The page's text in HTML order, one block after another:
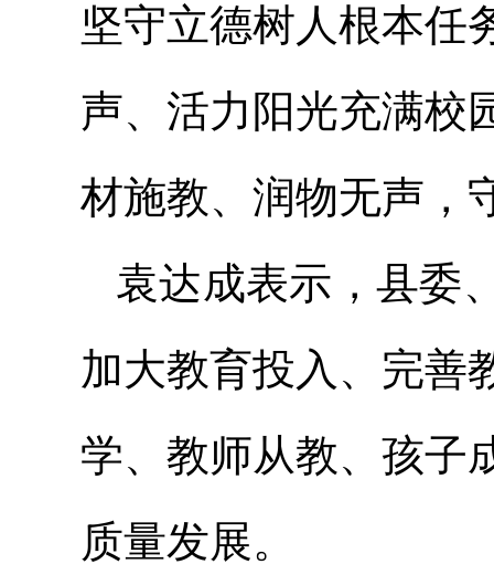
坚守立德树人根本任
声、活力阳光充满校
材施教、润物无声，
袁达成表示，县委
加大教育投入、完善
学、教师从教、孩子
质量发展。